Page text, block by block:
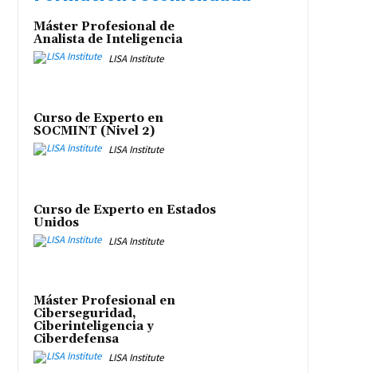
Máster Profesional de
Analista de Inteligencia
LISA Institute
Curso de Experto en
SOCMINT (Nivel 2)
LISA Institute
Curso de Experto en Estados
Unidos
LISA Institute
Máster Profesional en
Ciberseguridad,
Ciberinteligencia y
Ciberdefensa
LISA Institute